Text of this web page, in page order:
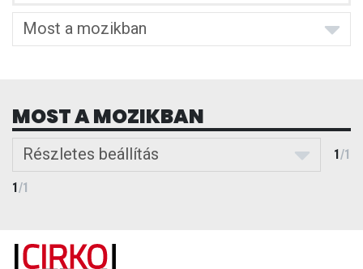
Most a mozikban
MOST A MOZIKBAN
Részletes beállítás 1/1
1/1